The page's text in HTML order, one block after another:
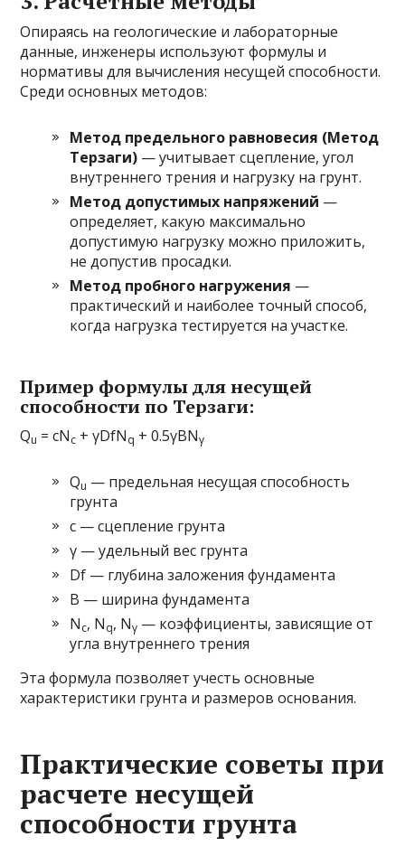
Опираясь на геологические и лабораторные
данные, инженеры используют формулы и
нормативы для вычисления несущей способности.
Среди основных методов:
Метод предельного равновесия (Метод
Терзаги) — учитывает сцепление, угол
внутреннего трения и нагрузку на грунт.
Метод допустимых напряжений —
определяет, какую максимально
допустимую нагрузку можно приложить,
не допустив просадки.
Метод пробного нагружения —
практический и наиболее точный способ,
когда нагрузка тестируется на участке.
Пример формулы для несущей
способности по Терзаги:
Qu = cNc + γDfNq + 0.5γBNγ
Qu — предельная несущая способность
грунта
c — сцепление грунта
γ — удельный вес грунта
Df — глубина заложения фундамента
B — ширина фундамента
Nc, Nq, Nγ — коэффициенты, зависящие от
угла внутреннего трения
Эта формула позволяет учесть основные
характеристики грунта и размеров основания.
Практические советы при
расчете несущей
способности грунта